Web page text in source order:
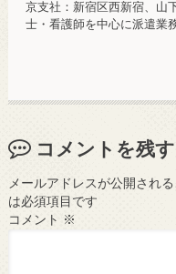
京支社：新宿区西新宿、山
士・看護師を中心に派遣業
コメントを残す
メールアドレスが公開され
は必須項目です
コメント
※